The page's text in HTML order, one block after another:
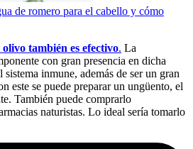
de romero para el cabello y cómo
también es efectivo. La
con gran presencia en dicha
inmune, además de ser un gran
este se puede preparar un ungüento, el
También puede comprarlo
naturistas. Lo ideal sería tomarlo